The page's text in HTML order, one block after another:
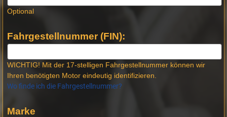
Optional
Fahrgestellnummer (FIN):
WICHTIG! Mit der 17-stelligen Fahrgestellnummer können wir
Ihren benötigten Motor eindeutig identifizieren.
Wo finde ich die Fahrgestellnummer?
Marke